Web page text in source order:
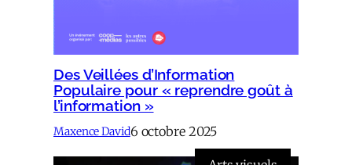
Des Veillées d’Information
Populaire pour « reprendre goût à
l’information »
Maxence David6 octobre 2025